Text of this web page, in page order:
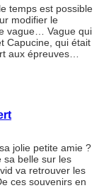
temps est possible
modifier le
vague… Vague qui
Capucine, qui était
aux épreuves…
jolie petite amie ?
sa belle sur les
va retrouver les
ces souvenirs en